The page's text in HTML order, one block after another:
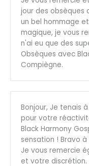
jour des obsèques
un bel hommage
magique, je vous
n'ai eu que des
Obsèques avec
Compiègne.
Bonjour, Je tenais
pour votre
Black Harmony
sensation ! Bravo
Je vous remercie
et votre discrétion.